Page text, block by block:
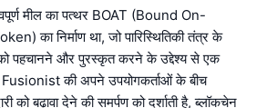
मील का पत्थर BOAT (Bound On-
का निर्माण था, जो पारिस्थितिकी तंत्र के
को पहचानने और पुरस्कृत करने के उद्देश्य से एक
की अपने उपयोगकर्ताओं के बीच
को बढ़ावा देने की समर्पण को दर्शाती है, ब्लॉकचेन